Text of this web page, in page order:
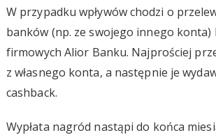
W przypadku wpływów chodzi o
banków (np. ze swojego innego
firmowych Alior Banku. Najprościej
z własnego konta, a następnie je
cashback.
Wypłata nagród nastąpi do końca